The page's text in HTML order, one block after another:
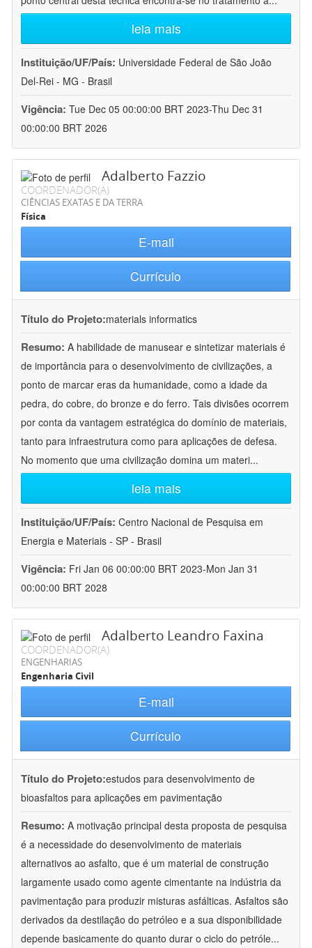
leia mais
Instituição/UF/País: Universidade Federal de São João
Del-Rei - MG - Brasil
Vigência: Tue Dec 05 00:00:00 BRT 2023-Thu Dec 31
00:00:00 BRT 2026
Adalberto Fazzio
COORDENADOR(A)
CIÊNCIAS EXATAS E DA TERRA
Física
E-mail
Currículo
Título do Projeto:materials informatics
Resumo: A habilidade de manusear e sintetizar materiais é
de importância para o desenvolvimento de civilizações, a
ponto de marcar eras da humanidade, como a idade da
pedra, do cobre, do bronze e do ferro. Tais divisões ocorrem
por conta da vantagem estratégica do domínio de materiais,
tanto para infraestrutura como para aplicações de defesa.
No momento que uma civilização domina um materi...
leia mais
Instituição/UF/País: Centro Nacional de Pesquisa em
Energia e Materiais - SP - Brasil
Vigência: Fri Jan 06 00:00:00 BRT 2023-Mon Jan 31
00:00:00 BRT 2028
Adalberto Leandro Faxina
COORDENADOR(A)
ENGENHARIAS
Engenharia Civil
E-mail
Currículo
Título do Projeto:estudos para desenvolvimento de
bioasfaltos para aplicações em pavimentação
Resumo: A motivação principal desta proposta de pesquisa
é a necessidade do desenvolvimento de materiais
alternativos ao asfalto, que é um material de construção
largamente usado como agente cimentante na indústria da
pavimentação para produzir misturas asfálticas. Asfaltos são
derivados da destilação do petróleo e a sua disponibilidade
depende basicamente do quanto durar o ciclo do petróle...